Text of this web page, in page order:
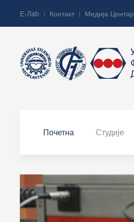
Е-Лab Контакт Медија Центар
Почетна Студије